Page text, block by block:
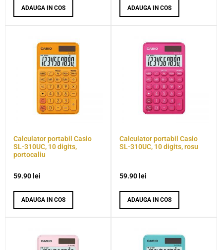
ADAUGA IN COS ADAUGA IN COS
Calculator portabil Casio
SL-310UC, 10 digits,
portocaliu
59.90 lei
ADAUGA IN COS
Calculator portabil Casio
SL-310UC, 10 digits, rosu
59.90 lei
ADAUGA IN COS